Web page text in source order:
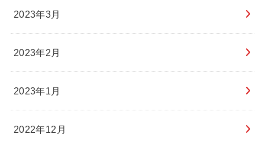
2023年3月
2023年2月
2023年1月
2022年12月